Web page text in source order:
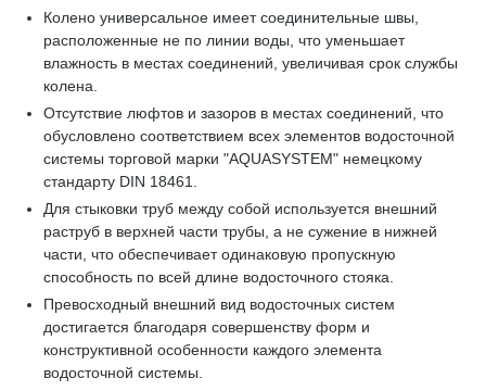
Колено универсальное имеет соединительные швы,
расположенные не по линии воды, что уменьшает
влажность в местах соединений, увеличивая срок службы
колена.
Отсутствие люфтов и зазоров в местах соединений, что
обусловлено соответствием всех элементов водосточной
системы торговой марки "AQUASYSTEM" немецкому
стандарту DIN 18461.
Для стыковки труб между собой используется внешний
раструб в верхней части трубы, а не сужение в нижней
части, что обеспечивает одинаковую пропускную
способность по всей длине водосточного стояка.
Превосходный внешний вид водосточных систем
достигается благодаря совершенству форм и
конструктивной особенности каждого элемента
водосточной системы.